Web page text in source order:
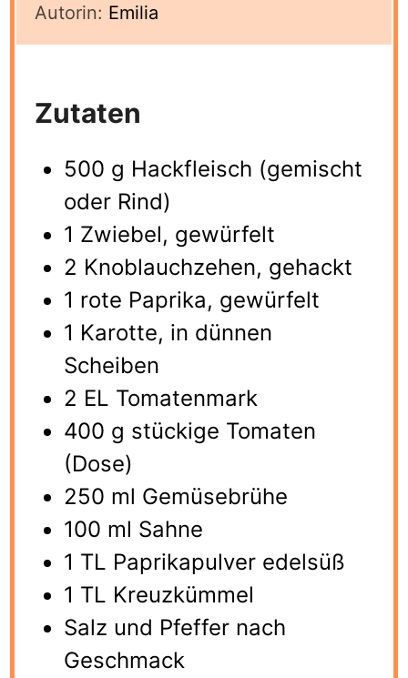
Autorin: Emilia
Zutaten
500 g Hackfleisch (gemischt
oder Rind)
1 Zwiebel, gewürfelt
2 Knoblauchzehen, gehackt
1 rote Paprika, gewürfelt
1 Karotte, in dünnen
Scheiben
2 EL Tomatenmark
400 g stückige Tomaten
(Dose)
250 ml Gemüsebrühe
100 ml Sahne
1 TL Paprikapulver edelsüß
1 TL Kreuzkümmel
Salz und Pfeffer nach
Geschmack